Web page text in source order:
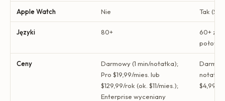
Apple Watch Nie Tak
Języki 80+
60+ z
Ceny
Darmowy (1 min/notatka);
Pro $19,99/mies. lub
$129,99/rok (ok. $11/mies.);
Enterprise wyceniany
$4,99/